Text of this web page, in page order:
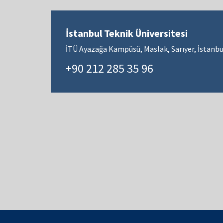
İstanbul Teknik Üniversitesi
İTÜ Ayazağa Kampüsü, Maslak, Sarıyer,
+90 212 285 35 96